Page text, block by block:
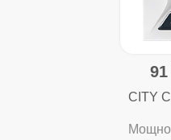
91
CITY